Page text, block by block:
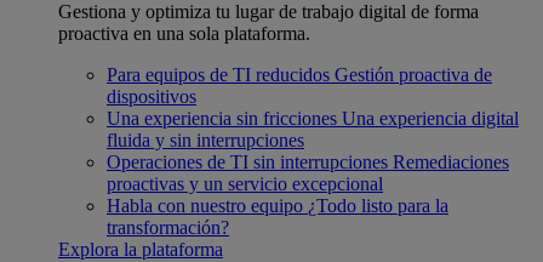
Gestiona y optimiza tu lugar de trabajo digital de forma
proactiva en una sola plataforma.
Para equipos de TI reducidos Gestión proactiva de
dispositivos
Una experiencia sin fricciones Una experiencia digital
fluida y sin interrupciones
Operaciones de TI sin interrupciones Remediaciones
proactivas y un servicio excepcional
Habla con nuestro equipo ¿Todo listo para la
transformación?
Explora la plataforma